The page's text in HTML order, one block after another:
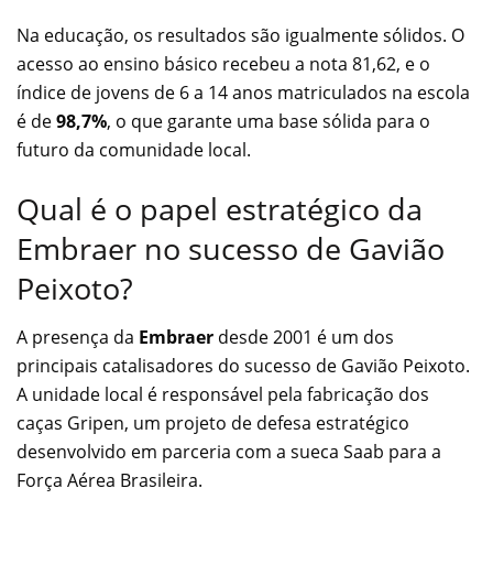
Na educação, os resultados são igualmente sólidos. O
acesso ao ensino básico recebeu a nota 81,62, e o
índice de jovens de 6 a 14 anos matriculados na escola
é de98,7%, o que garante uma base sólida para o
futuro da comunidade local.
Qual é o papel estratégico da
Embraer no sucesso de Gavião
Peixoto?
A presença da Embraer desde 2001 é um dos
principais catalisadores do sucesso de Gavião Peixoto.
A unidade local é responsável pela fabricação dos
caças Gripen, um projeto de defesa estratégico
desenvolvido em parceria com a sueca Saab para a
Força Aérea Brasileira.